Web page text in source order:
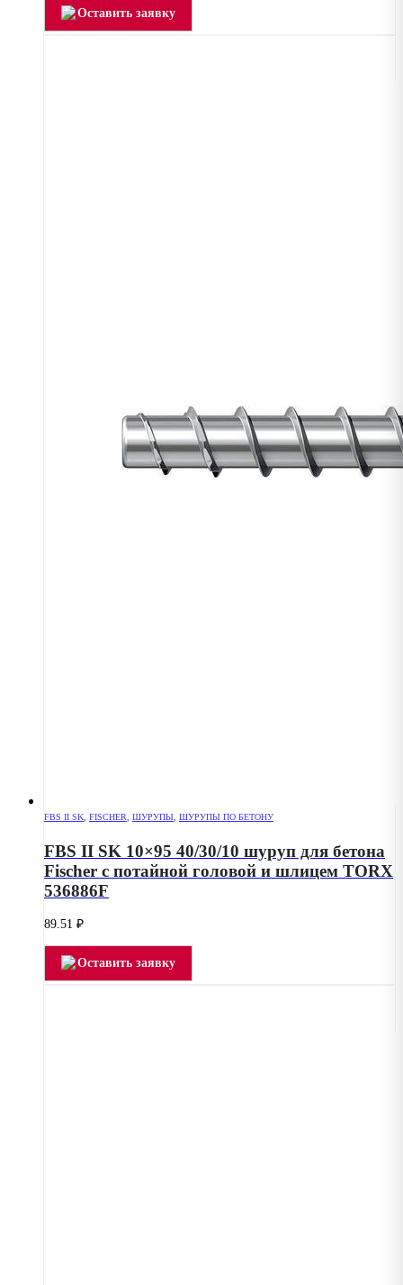
Оставить заявку
FBS II SK FISCHER ШУРУПЫ ШУРУПЫ ПО БЕТОНУ
FBS II SK 10×95 40/30/10 шуруп для бетона
Fischer с потайной головой и шлицем TORX
536886F
89.51 ₽
Оставить заявку